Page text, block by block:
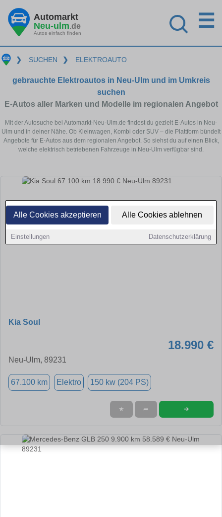
Alle Cookies akzeptieren Alle Cookies ablehnen
Einstellungen Datenschutzerklärung
Automarkt
Neu-ulm.de
Autos einfach finden
☰
❯ SUCHEN ❯ ELEKTROAUTO
gebrauchte Elektroautos in Neu-Ulm und im Umkreis
suchen
E-Autos aller Marken und Modelle im regionalen Angebot
Mit der Autosuche bei Automarkt-Neu-Ulm.de findest du gezielt E-Autos in Neu-
Ulm und in deiner Nähe. Ob Kleinwagen, Kombi oder SUV – die Plattform bündelt
Angebote für E-Autos aus dem regionalen Angebot. So siehst du auf einen Blick,
welche elektrisch betriebenen Fahrzeuge in Neu-Ulm verfügbar sind.
Kia Soul
18.990 €
Neu-Ulm, 89231
67.100 km Elektro 150 kw (204 PS)
★ ➦ ➜